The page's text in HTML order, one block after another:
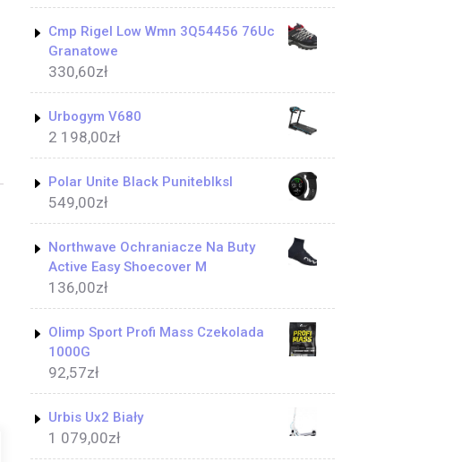
Cmp Rigel Low Wmn 3Q54456 76Uc
Granatowe
330,60zł
Urbogym V680
2 198,00zł
Polar Unite Black Puniteblksl
549,00zł
Northwave Ochraniacze Na Buty
Active Easy Shoecover M
136,00zł
Olimp Sport Profi Mass Czekolada
1000G
92,57zł
Urbis Ux2 Biały
1 079,00zł